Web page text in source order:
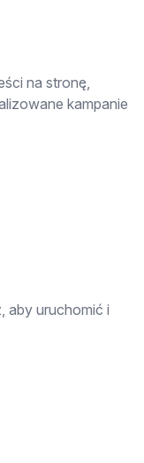
na stronę,
kampanie
aby uruchomić i